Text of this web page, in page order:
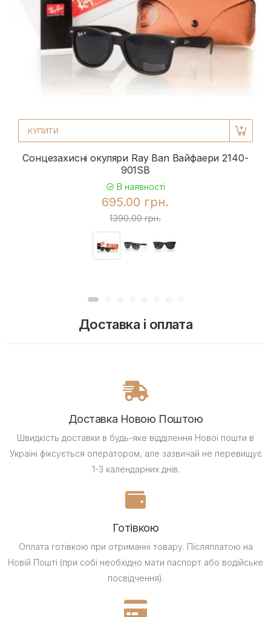
КУПИТИ
Сонцезахисні окуляри Ray Ban Вайфаери 2140-
901SB
В наявності
695.00 грн.
1390.00 грн.
Доставка і оплата
Доставка Новою Поштою
Швидкість доставки в будь-яке відділення Нової пошти в
Україні фіксується оператором, але зазвичай не перевищує
1-3 календарних днів.
Готівкою
Оплата готівкою при отриманні товару. Післяплатою на
Новій Пошті (при собі необхідно мати паспорт або водійське
посвідчення).